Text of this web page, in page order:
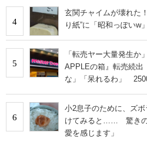
4
玄関チャイムが壊れた
り紙”に「昭和っぽいw
5
「転売ヤー大量発生
APPLEの箱』転売続
な」「呆れるわ」
6
小2息子のために、ズ
けてみると…… 驚きの
愛を感じます」